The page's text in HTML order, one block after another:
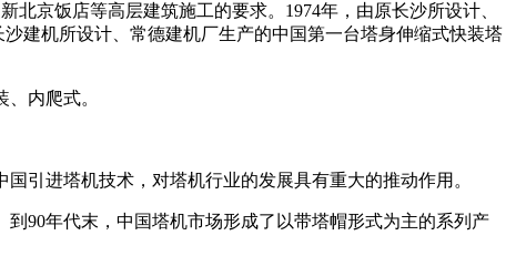
京饭店等高层建筑施工的要求。1974年，由原长沙所设计、
建机所设计、常德建机厂生产的中国第一台塔身伸缩式快装塔
内爬式。
引进塔机技术，对塔机行业的发展具有重大的推动作用。
90年代末，中国塔机市场形成了以带塔帽形式为主的系列产